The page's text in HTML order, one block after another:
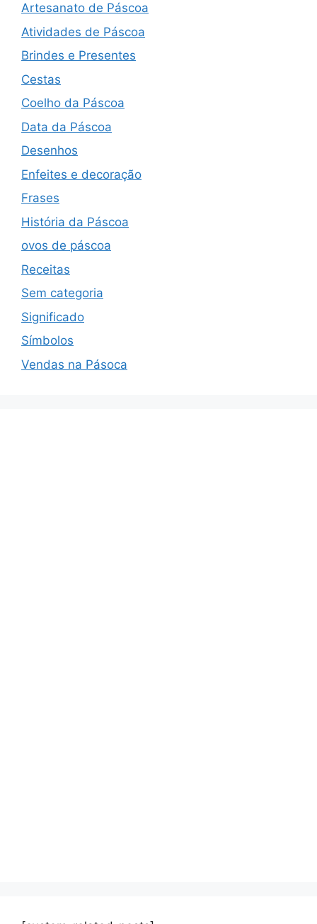
Artesanato de Páscoa
Atividades de Páscoa
Brindes e Presentes
Cestas
Coelho da Páscoa
Data da Páscoa
Desenhos
Enfeites e decoração
Frases
História da Páscoa
ovos de páscoa
Receitas
Sem categoria
Significado
Símbolos
Vendas na Pásoca